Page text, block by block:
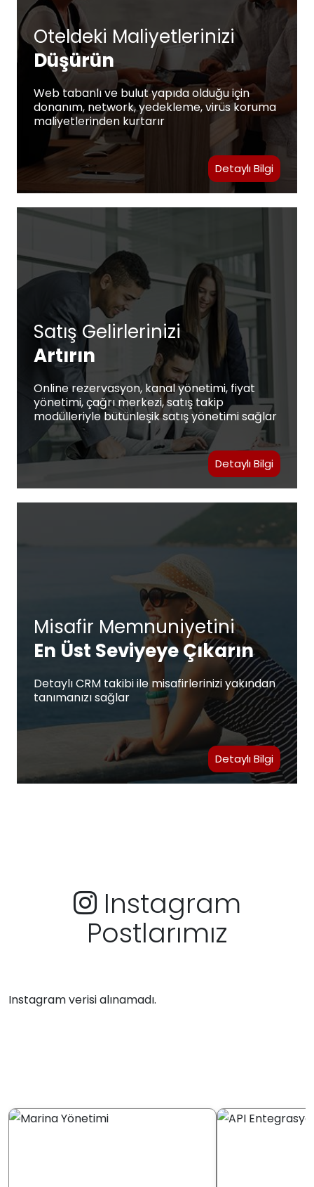
Oteldeki Maliyetlerinizi
Düşürün
Web tabanlı ve bulut yapıda olduğu için
donanım, network, yedekleme, virüs koruma
maliyetlerinden kurtarır
Detaylı Bilgi
Satış Gelirlerinizi
Artırın
Online rezervasyon, kanal yönetimi, fiyat
yönetimi, çağrı merkezi, satış takip
modülleriyle bütünleşik satış yönetimi sağlar
Detaylı Bilgi
Misafir Memnuniyetini
En Üst Seviyeye Çıkarın
Detaylı CRM takibi ile misafirlerinizi yakından
tanımanızı sağlar
Detaylı Bilgi
Instagram
Postlarımız
Instagram verisi alınamadı.